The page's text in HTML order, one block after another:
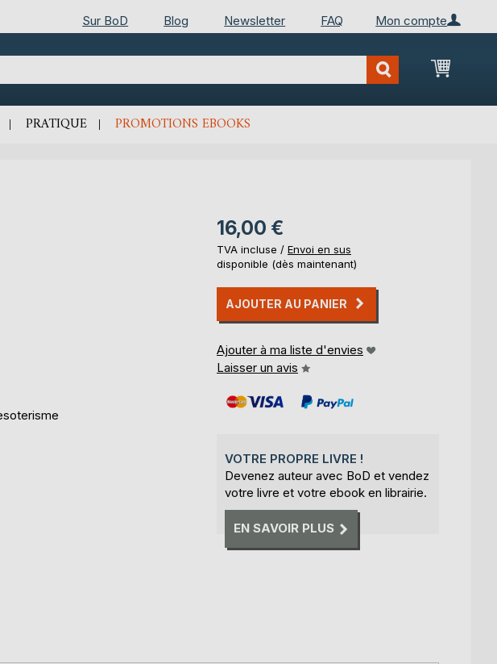
Mon compte
Sur BoD Blog Newsletter FAQ
Mon
PRATIQUE PROMOTIONS EBOOKS
16,00 €
TVA incluse / Envoi en sus
disponible (dès maintenant)
AJOUTER AU PANIER
Ajouter à ma liste d'envies
Laisser un avis
VOTRE PROPRE LIVRE !
Devenez auteur avec BoD et vendez
votre livre et votre ebook en librairie.
EN SAVOIR PLUS